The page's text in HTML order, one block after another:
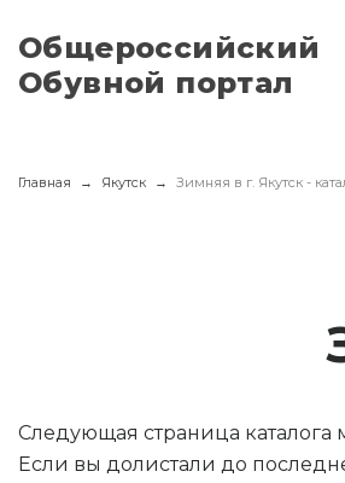
Общероссийский
Обувной портал
Главная Якутск Зимняя в г. Якутск -
Следующая страница
Если вы долистали до